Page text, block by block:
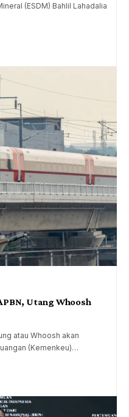
(ESDM) Bahlil Lahadalia
Utang Whoosh
atau Whoosh akan
(Kemenkeu)…